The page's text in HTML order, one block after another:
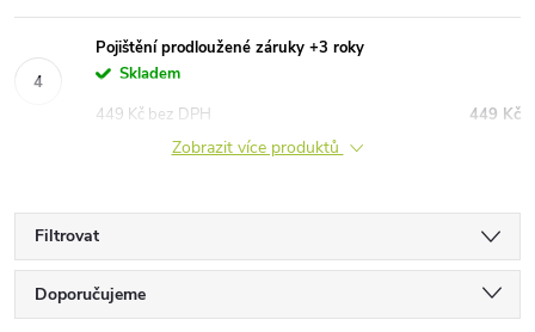
Pojištění prodloužené záruky +3 roky
Skladem
449 Kč
449 Kč bez DPH
Zobrazit více produktů
Filtrovat
Ř
Doporučujeme